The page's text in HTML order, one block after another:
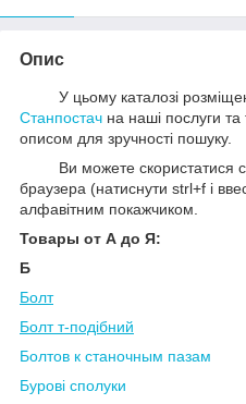
Опис
У цьому каталозі розміщені
Станпостач на наші послуги
описом для зручності пошуку.
Ви можете скористатися
браузера (натиснути strl+f і
алфавітним покажчиком.
Товары от А до Я:
Б
Болт
Болт т-подібний
Болтов к станочным пазам
Бурові сполуки